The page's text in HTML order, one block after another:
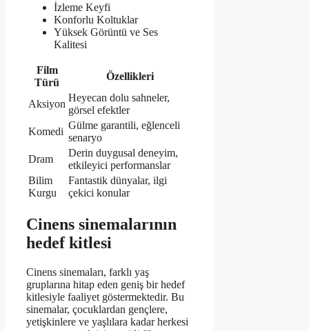
İzleme Keyfi
Konforlu Koltuklar
Yüksek Görüntü ve Ses
Kalitesi
Film
Türü
Özellikleri
Aksiyon
Heyecan dolu sahneler,
görsel efektler
Komedi
Gülme garantili, eğlenceli
senaryo
Dram
Derin duygusal deneyim,
etkileyici performanslar
Bilim
Kurgu
Fantastik dünyalar, ilgi
çekici konular
Cinens sinemalarının
hedef kitlesi
Cinens sinemaları, farklı yaş
gruplarına hitap eden geniş bir hedef
kitlesiyle faaliyet göstermektedir. Bu
sinemalar, çocuklardan gençlere,
yetişkinlere ve yaşlılara kadar herkesi